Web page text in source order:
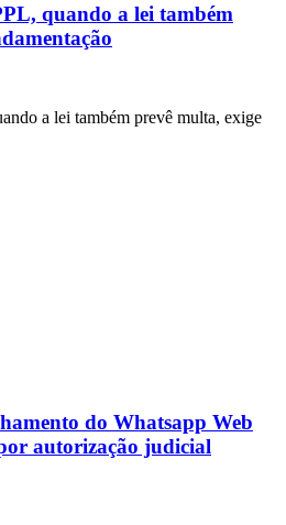
quando a lei também
a lei também prevê multa, exige
do Whatsapp Web
autorização judicial